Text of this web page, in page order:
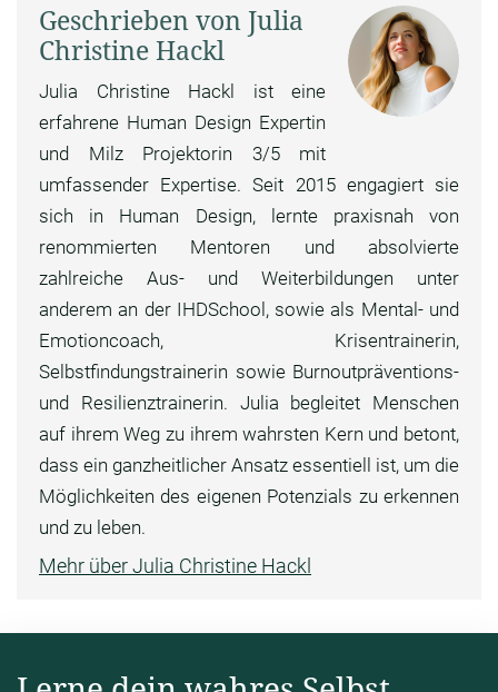
Geschrieben von Julia
Christine Hackl
Julia Christine Hackl ist eine
erfahrene Human Design Expertin
und Milz Projektorin 3/5 mit
umfassender Expertise. Seit 2015 engagiert sie
sich in Human Design, lernte praxisnah von
renommierten Mentoren und absolvierte
zahlreiche Aus- und Weiterbildungen unter
anderem an der IHDSchool, sowie als Mental- und
Emotioncoach, Krisentrainerin,
Selbstfindungstrainerin sowie Burnoutpräventions-
und Resilienztrainerin. Julia begleitet Menschen
auf ihrem Weg zu ihrem wahrsten Kern und betont,
dass ein ganzheitlicher Ansatz essentiell ist, um die
Möglichkeiten des eigenen Potenzials zu erkennen
und zu leben.
Mehr über Julia Christine Hackl